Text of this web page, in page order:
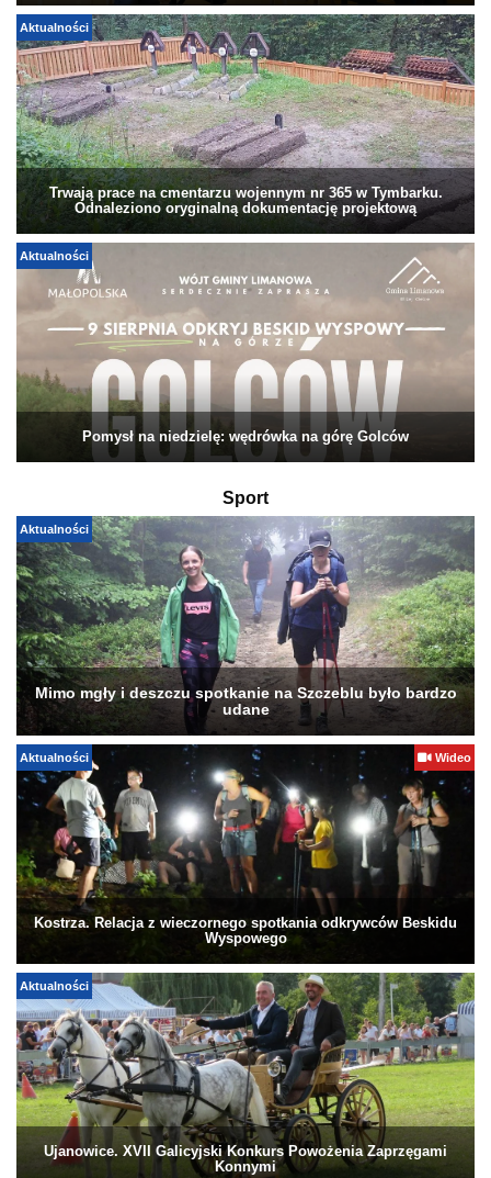
Aktualności
Trwają prace na cmentarzu wojennym nr 365 w Tymbarku.
Odnaleziono oryginalną dokumentację projektową
Aktualności
Pomysł na niedzielę: wędrówka na górę Golców
Sport
Aktualności
Mimo mgły i deszczu spotkanie na Szczeblu było bardzo
udane
Aktualności Wideo
Kostrza. Relacja z wieczornego spotkania odkrywców Beskidu
Wyspowego
Aktualności
Ujanowice. XVII Galicyjski Konkurs Powożenia Zaprzęgami
Konnymi